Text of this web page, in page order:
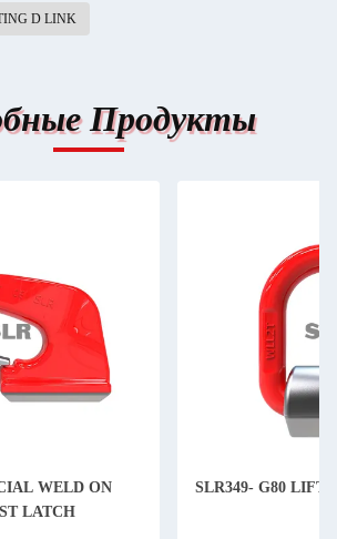
D LINK
Продукты
WELD ON
LATCH
SLR349- G80